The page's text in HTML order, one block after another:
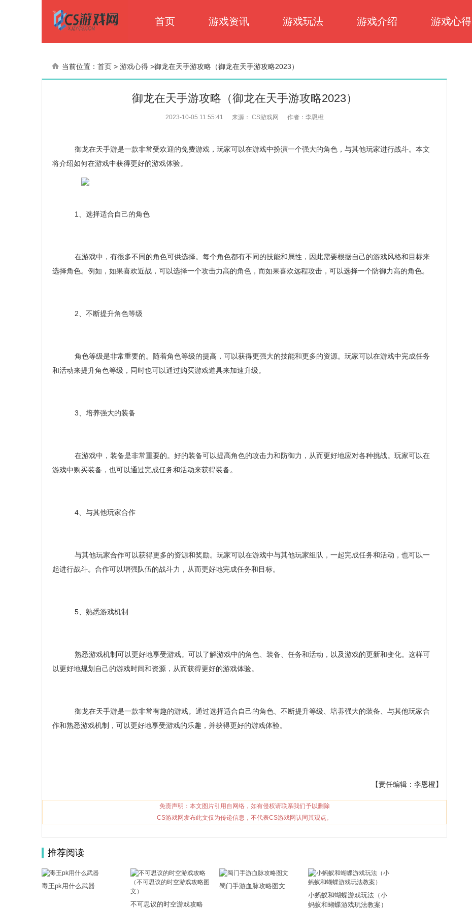
首页 游戏资讯 游戏玩法 游戏介绍 游戏心得
当前位置： 首页 > 游戏心得 >御龙在天手游攻略（御龙在天手游攻略2023）
御龙在天手游攻略（御龙在天手游攻略2023）
2023-10-05 11:55:41 来源： CS游戏网 作者：李恩橙
御龙在天手游是一款非常受欢迎的免费游戏，玩家可以在游戏中扮演一个强大的角色，与其他玩家进行战斗。本文
将介绍如何在游戏中获得更好的游戏体验。
1、选择适合自己的角色
在游戏中，有很多不同的角色可供选择。每个角色都有不同的技能和属性，因此需要根据自己的游戏风格和目标来
选择角色。例如，如果喜欢近战，可以选择一个攻击力高的角色，而如果喜欢远程攻击，可以选择一个防御力高的角色。
2、不断提升角色等级
角色等级是非常重要的。随着角色等级的提高，可以获得更强大的技能和更多的资源。玩家可以在游戏中完成任务
和活动来提升角色等级，同时也可以通过购买游戏道具来加速升级。
3、培养强大的装备
在游戏中，装备是非常重要的。好的装备可以提高角色的攻击力和防御力，从而更好地应对各种挑战。玩家可以在
游戏中购买装备，也可以通过完成任务和活动来获得装备。
4、与其他玩家合作
与其他玩家合作可以获得更多的资源和奖励。玩家可以在游戏中与其他玩家组队，一起完成任务和活动，也可以一
起进行战斗。合作可以增强队伍的战斗力，从而更好地完成任务和目标。
5、熟悉游戏机制
熟悉游戏机制可以更好地享受游戏。可以了解游戏中的角色、装备、任务和活动，以及游戏的更新和变化。这样可
以更好地规划自己的游戏时间和资源，从而获得更好的游戏体验。
御龙在天手游是一款非常有趣的游戏。通过选择适合自己的角色、不断提升等级、培养强大的装备、与其他玩家合
作和熟悉游戏机制，可以更好地享受游戏的乐趣，并获得更好的游戏体验。
【责任编辑：李恩橙】
免责声明：本文图片引用自网络，如有侵权请联系我们予以删除
CS游戏网发布此文仅为传递信息，不代表CS游戏网认同其观点。
推荐阅读
毒王pk用什么武器
不可思议的时空游戏攻略
蜀门手游血脉攻略图文
小蚂蚁和蝴蝶游戏玩法（小
蚂蚁和蝴蝶游戏玩法教案）